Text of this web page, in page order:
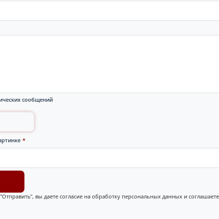
сообщений
*
вы даете согласие на обработку персональных данных и